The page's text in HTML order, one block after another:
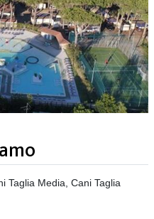
Taglia Media, Cani Taglia